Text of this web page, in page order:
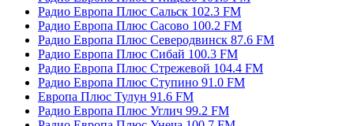
Радио Европа Плюс Сальск 102.3 FM
Радио Европа Плюс Сасово 100.2 FM
Радио Европа Плюс Северодвинск 87.6 FM
Радио Европа Плюс Сибай 100.3 FM
Радио Европа Плюс Стрежевой 104.4 FM
Радио Европа Плюс Ступино 91.0 FM
Европа Плюс Тулун 91.6 FM
Радио Европа Плюс Углич 99.2 FM